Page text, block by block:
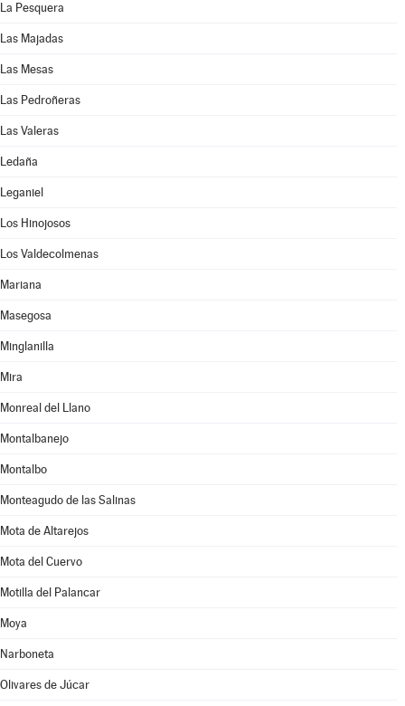
La Pesquera
Las Majadas
Las Mesas
Las Pedroñeras
Las Valeras
Ledaña
Leganiel
Los Hinojosos
Los Valdecolmenas
Mariana
Masegosa
Minglanilla
Mira
Monreal del Llano
Montalbanejo
Montalbo
Monteagudo de las Salinas
Mota de Altarejos
Mota del Cuervo
Motilla del Palancar
Moya
Narboneta
Olivares de Júcar